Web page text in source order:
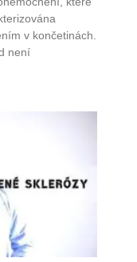
v končetinách.
není